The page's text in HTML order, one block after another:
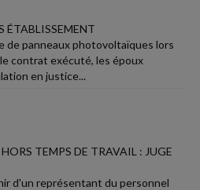
ÉTABLISSEMENT
de panneaux photovoltaïques lors
contrat exécuté, les époux
en justice...
TEMPS DE TRAVAIL : JUGE
d'un représentant du personnel